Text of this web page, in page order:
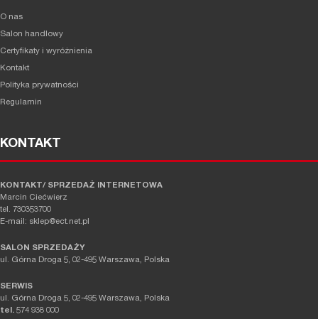
O nas
Salon handlowy
Certyfikaty i wyróżnienia
Kontakt
Polityka prywatności
Regulamin
KONTAKT
KONTAKT/ SPRZEDAŻ INTERNETOWA
Marcin Ciećwierz
tel. 730353700
E-mail: sklep@ect.net.pl
SALON SPRZEDAŻY
ul. Górna Droga 5, 02-495 Warszawa, Polska
SERWIS
ul. Górna Droga 5, 02-495 Warszawa, Polska
tel. 574 938 000